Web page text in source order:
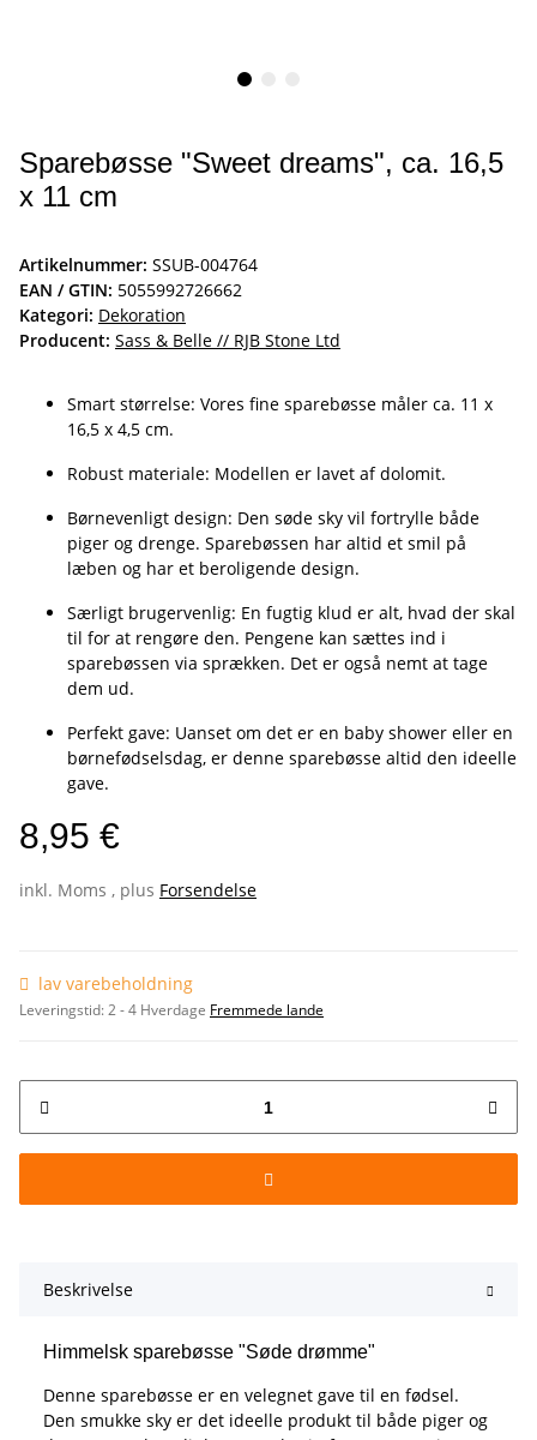
Sparebøsse "Sweet dreams", ca. 16,5
x 11 cm
Artikelnummer: SSUB-004764
EAN / GTIN: 5055992726662
Kategori: Dekoration
Producent: Sass & Belle // RJB Stone Ltd
Smart størrelse: Vores fine sparebøsse måler ca. 11 x
16,5 x 4,5 cm.
Robust materiale: Modellen er lavet af dolomit.
Børnevenligt design: Den søde sky vil fortrylle både
piger og drenge. Sparebøssen har altid et smil på
læben og har et beroligende design.
Særligt brugervenlig: En fugtig klud er alt, hvad der skal
til for at rengøre den. Pengene kan sættes ind i
sparebøssen via sprækken. Det er også nemt at tage
dem ud.
Perfekt gave: Uanset om det er en baby shower eller en
børnefødselsdag, er denne sparebøsse altid den ideelle
gave.
8,95 €
inkl. Moms , plus Forsendelse
lav varebeholdning
Leveringstid:2 - 4 Hverdage Fremmede lande
Beskrivelse
Himmelsk sparebøsse "Søde drømme"
Denne sparebøsse er en velegnet gave til en fødsel.
Den smukke sky er det ideelle produkt til både piger og